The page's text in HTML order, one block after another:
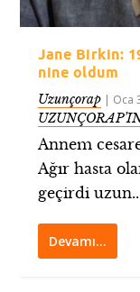
Jane Birkin:
nine oldum
Uzunçorap | Oca
Annem
Ağır hasta
geçirdi
Devamı…